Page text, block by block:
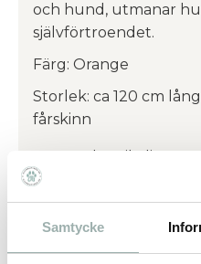
Samtycke
och hund, utmanar
självförtroendet.
Färg: Orange
Storlek: ca 120 cm
fårskinn
utan kemikalier
Psarvard är ett polskt